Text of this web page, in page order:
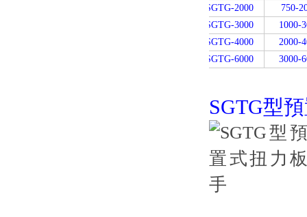
SGTG-2000
750-
SGTG-3000
1000-
SGTG-4000
2000-
SGTG-6000
3000-
SGTG型